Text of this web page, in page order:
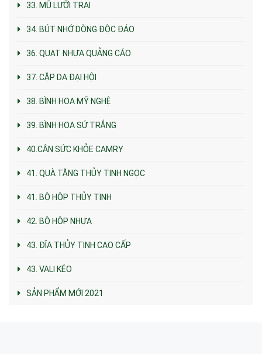
33. MŨ LƯỠI TRAI
34. BÚT NHỚ DÒNG ĐỘC ĐÁO
36. QUẠT NHỰA QUẢNG CÁO
37. CẶP DA ĐẠI HỘI
38. BÌNH HOA MỸ NGHỆ
39. BÌNH HOA SỨ TRẮNG
40.CÂN SỨC KHỎE CAMRY
41. QUÀ TẶNG THỦY TINH NGỌC
41. BỘ HỘP THỦY TINH
42. BỘ HỘP NHỰA
43. ĐĨA THỦY TINH CAO CẤP
43. VALI KÉO
SẢN PHẨM MỚI 2021